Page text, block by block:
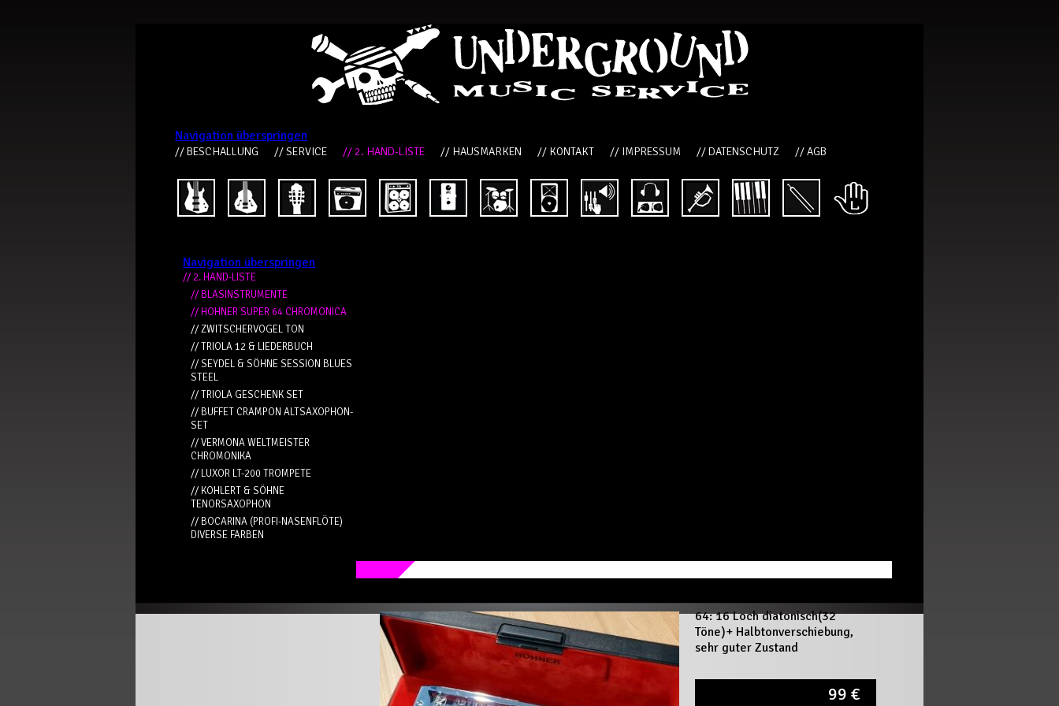
Navigation überspringen
// BESCHALLUNG // SERVICE // 2. HAND-LISTE // HAUSMARKEN // KONTAKT // IMPRESSUM // DATENSCHUTZ // AGB
Navigation überspringen
// 2. HAND-LISTE
// BLASINSTRUMENTE
// HOHNER SUPER 64 CHROMONICA
// ZWITSCHERVOGEL TON
// TRIOLA 12 & LIEDERBUCH
// SEYDEL & SÖHNE SESSION BLUES
STEEL
// TRIOLA GESCHENK SET
// BUFFET CRAMPON ALTSAXOPHON-
SET
// VERMONA WELTMEISTER
CHROMONIKA
// LUXOR LT-200 TROMPETE
// KOHLERT & SÖHNE
TENORSAXOPHON
// BOCARINA (PROFI-NASENFLÖTE)
DIVERSE FARBEN
64: 16 Loch diatonisch(32
Töne)+ Halbtonverschiebung,
sehr guter Zustand
99 €